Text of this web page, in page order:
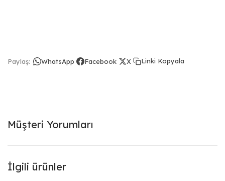
Paylaş: WhatsApp Facebook X Linki Kopyala
Müşteri Yorumları
İlgili ürünler